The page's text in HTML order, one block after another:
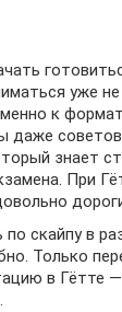
уже
к
даже
знает
При
скайпу в
Только
в Гётте